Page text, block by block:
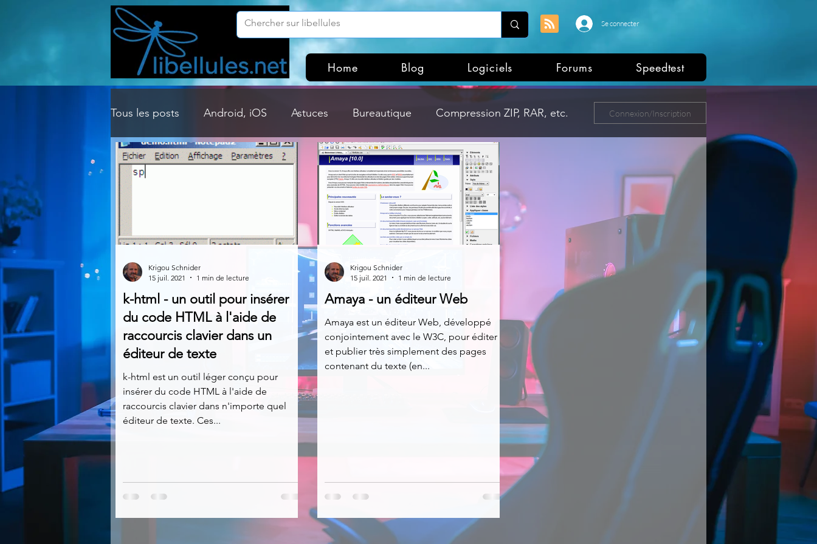
Se connecter
Home Blog Logiciels Forums Speedtest
Tous les posts Android, iOS Astuces Bureautique Compression ZIP, RAR, etc.
Customisation Windows Divers Dossier Windows Explorateurs de fichiers
Hardware Internet
Linux Mises à jour
Multimedia Navigateurs News Nirsoft Occupation disque
Photographie Réseaux sociaux Sécurité Services en ligne
Video Logiciels les plus recherchés
Connexion/Inscription
k-html - un outil pour insérer
du code HTML à l'aide de
raccourcis clavier dans un
éditeur de texte
k-html est un outil léger conçu pour
insérer du code HTML à l'aide de
raccourcis clavier dans n'importe quel
éditeur de texte. Ces...
Krigou Schnider
15 juil. 2021
1 min de lecture
Amaya - un éditeur Web
Amaya est un éditeur Web, développé
conjointement avec le W3C, pour éditer
et publier très simplement des pages
contenant du texte (en...
Krigou Schnider
15 juil. 2021
1 min de lecture